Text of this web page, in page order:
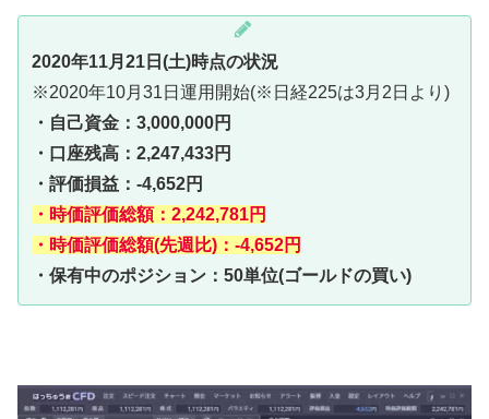
2020年11月21日(土)時点の状況
※2020年10月31日運用開始(※日経225は3月2日より)
・自己資金：3,000,000円
・口座残高：2,247,433円
・評価損益：-4,652円
・時価評価総額：2,242,781円
・時価評価総額(先週比)：-4,652円
・保有中のポジション：50単位(ゴールドの買い)